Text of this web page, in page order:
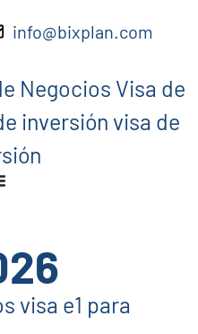
info@bixplan.com